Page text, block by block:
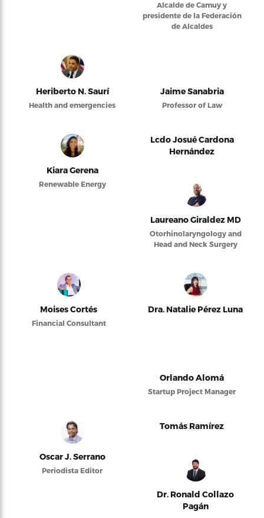
Alcalde de Camuy y
presidente de la Federación
de Alcaldes
Heriberto N. Saurí
Health and emergencies
Jaime Sanabria
Professor of Law
Kiara Gerena
Renewable Energy
Lcdo Josué Cardona
Hernández
Laureano Giraldez MD
Otorhinolaryngology and
Head and Neck Surgery
Moises Cortés
Financial Consultant
Dra. Natalie Pérez Luna
Orlando Alomá
Startup Project Manager
Oscar J. Serrano
Periodista Editor
Tomás Ramírez
Dr. Ronald Collazo
Pagán